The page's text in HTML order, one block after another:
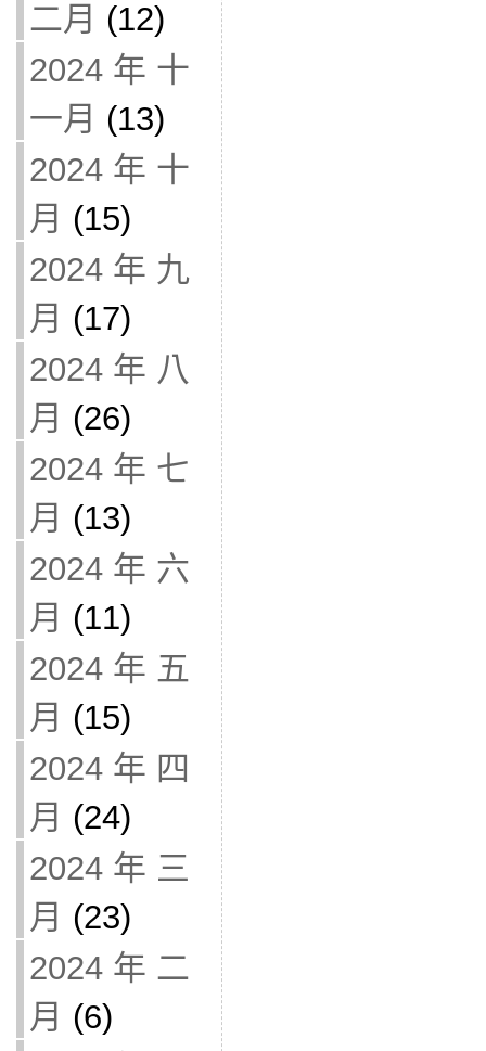
二月 (12)
2024 年 十
一月 (13)
2024 年 十
月 (15)
2024 年 九
月 (17)
2024 年 八
月 (26)
2024 年 七
月 (13)
2024 年 六
月 (11)
2024 年 五
月 (15)
2024 年 四
月 (24)
2024 年 三
月 (23)
2024 年 二
月 (6)